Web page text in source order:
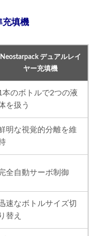
充填機
Neostarpack デュアルレイ
ヤー充填機
本のボトルで2つの液
を扱う
明な視覚的分離を維
全自動サーボ制御
速なボトルサイズ切
り替え